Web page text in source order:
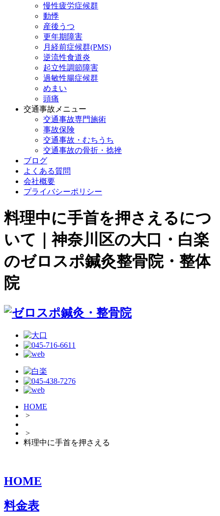
慢性疲労症候群
動悸
産後うつ
更年期障害
月経前症候群(PMS)
逆流性食道炎
起立性調節障害
過敏性腸症候群
めまい
頭痛
交通事故メニュー
交通事故専門施術
事故保険
交通事故・むちうち
交通事故の骨折・捻挫
ブログ
よくある質問
会社概要
プライバシーポリシー
料理中に手首を押さえるにつ
いて｜神奈川区の大口・白楽
のゼロスポ鍼灸整骨院・整体
院
HOME
>
>
料理中に手首を押さえる
HOME
料金表